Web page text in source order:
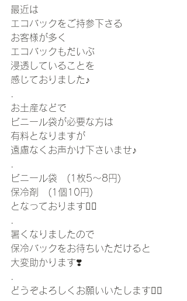
最近は
エコバックをご持参下さる
お客様が多く
エコバックもだいぶ
浸透していることを
感じておりました♪
お土産などで
ビニール袋が必要な方は
有料となりますが
遠慮なくお声かけ下さいませ♪
ビニール袋　(1枚5〜8円)
保冷剤　(1個10円)
となっております🙇‍♀️
暑くなりましたので
保冷バックをお待ちいただけると
大変助かります❣️
どうぞよろしくお願いいたします🙇‍♀️